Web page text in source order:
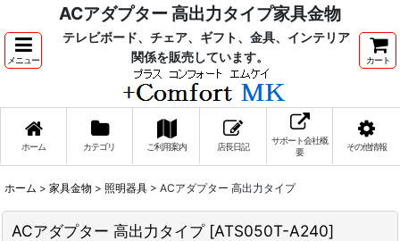
ACアダプター 高出力タイプ家具金物
メニュー
テレビボード、チェア、ギフト、金具、インテリア
関係を販売しています。
カート
ホーム カテゴリ ご利用案内 店長日記
サポート会社概
要
その他情報
ホーム > 家具金物 > 照明器具 > ACアダプター 高出力タイプ
ACアダプター 高出力タイプ [ATS050T-A240]